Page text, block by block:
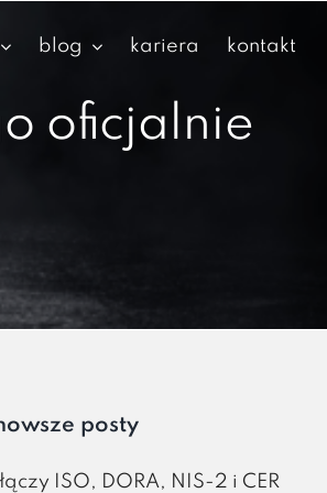
blog kariera kontakt
oficjalnie
posty
ISO, DORA, NIS-2 i CER